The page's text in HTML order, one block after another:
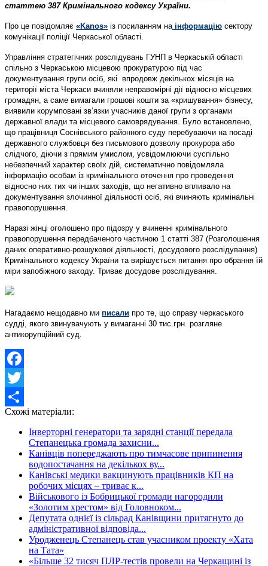
статтею 387 Кримінального кодексу України.
Про це повідомляє «Kanos» із посиланням на інформацію сектору
комунікації поліції Черкаської області.
Управління стратегічних розслідувань ГУНП в Черкаській області
спільно з Черкаською місцевою прокуратурою під час
документування групи осіб, які впродовж декількох місяців на
території міста Черкаси вчиняли неправомірні дії відносно місцевих
громадян, а саме вимагали грошові кошти за «кришування» бізнесу,
виявили корумповані зв’язки учасників даної групи з органами
державної влади та місцевого самоврядування. Було встановлено,
що працівниця Соснівського районного суду перебуваючи на посаді
державного службовця без письмового дозволу прокурора або
слідчого, діючи з прямим умислом, усвідомлюючи суспільно
небезпечний характер своїх дій, систематично повідомляла
інформацію особам із кримінального оточення про проведення
відносно них тих чи інших заходів, що негативно впливало на
документування злочинної діяльності осіб, які вчиняють кримінальні
правопорушення.
Наразі жінці оголошено про підозру у вчиненні кримінального
правопорушення передбаченого частиною 1 статті 387 (Розголошення
даних оперативно-розшукової діяльності, досудового розслідування)
Кримінального кодексу України та вирішується питання про обрання їй
міри запобіжного заходу. Триває досудове розслідування.
Нагадаємо нещодавно ми писали про те, що справу черкаського
судді, якого звинувачують у вимаганні 30 тис.грн. розгляне
антикорупційний суд.
Facebook
Twitter
Share
Схожі матеріали:
Інверторні генератори та зарядні станції передала
Степанецька громада захисни...
Канівців попереджають про тимчасове припинення
водопостачання на декількох ву...
Канівські медики вакцинують працівників КП на
робочих місцях – триває к...
Військового із Бобрицької громади нагородили
«Золотим хрестом» від Головноком...
Депутата однієї із сільрад Канівщини притягнуто до
адміністративної відповіда...
Уродженець Степанець став учасником проекту «Хата
на Тата»
«Більше 32 тисяч ПЛР-тестів провели на Черкащині із